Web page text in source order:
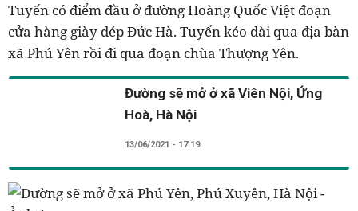
Tuyến có điểm đầu ở đường Hoàng Quốc Việt đoạn
cửa hàng giày dép Đức Hà. Tuyến kéo dài qua địa bàn
xã Phú Yên rồi đi qua đoạn chùa Thượng Yên.
Đường sẽ mở ở xã Viên Nội, Ứng
Hoà, Hà Nội
13/06/2021 - 17:19